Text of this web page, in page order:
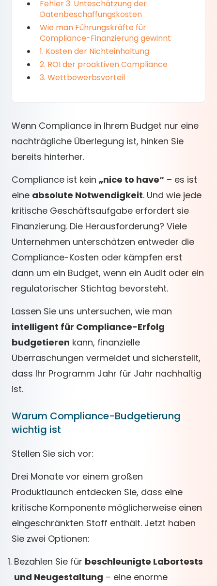
Fehler 3: Unteschätzung der
Datenbeschaffungskosten
Wie man Führungskräfte für
Compliance-Finanzierung gewinnt
1. Kosten der Nichteinhaltung
2. ROI der proaktiven Compliance
3. Wettbewerbsvorteil
Wenn Compliance in Ihrem Budget nur eine
nachträgliche Überlegung ist, hinken Sie
bereits hinterher.
Compliance ist kein „nice to have“ – es ist
eine absolute Notwendigkeit. Und wie jede
kritische Geschäftsaufgabe erfordert sie
Finanzierung. Die Herausforderung? Viele
Unternehmen unterschätzen entweder die
Compliance-Kosten oder kämpfen erst
dann um ein Budget, wenn ein Audit oder ein
regulatorischer Stichtag bevorsteht.
Lassen Sie uns untersuchen, wie man
intelligent für Compliance-Erfolg
budgetieren kann, finanzielle
Überraschungen vermeidet und sicherstellt,
dass Ihr Programm Jahr für Jahr nachhaltig
ist.
Warum Compliance-Budgetierung
wichtig ist
Stellen Sie sich vor:
Drei Monate vor einem großen
Produktlaunch entdecken Sie, dass eine
kritische Komponente möglicherweise einen
eingeschränkten Stoff enthält. Jetzt haben
Sie zwei Optionen:
Bezahlen Sie für beschleunigte Labortests
und Neugestaltung – eine enorme